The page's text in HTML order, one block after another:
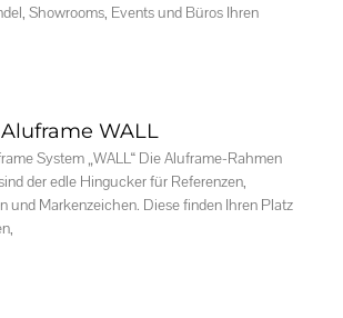
Showrooms, Events und Büros Ihren
WALL
System „WALL“ Die Aluframe-Rahmen
der edle Hingucker für Referenzen,
und Markenzeichen. Diese finden Ihren Platz